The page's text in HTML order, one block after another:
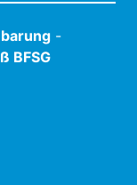
-
BFSG